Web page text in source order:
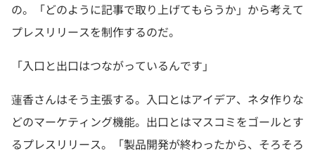
の。「どのように記事で取り上げてもらうか」から考えて
プレスリリースを制作するのだ。
「入口と出口はつながっているんです」
蓮香さんはそう主張する。入口とはアイデア、ネタ作りな
どのマーケティング機能。出口とはマスコミをゴールとす
るプレスリリース。「製品開発が終わったから、そろそろ